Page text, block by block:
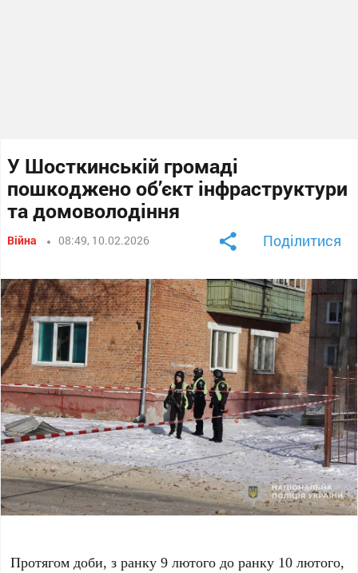
У Шосткинській громаді
пошкоджено об’єкт інфраструктури
та домоволодіння
Війна 08:49, 10.02.2026 Поділитися
Протягом доби, з ранку 9 лютого до ранку 10 лютого,